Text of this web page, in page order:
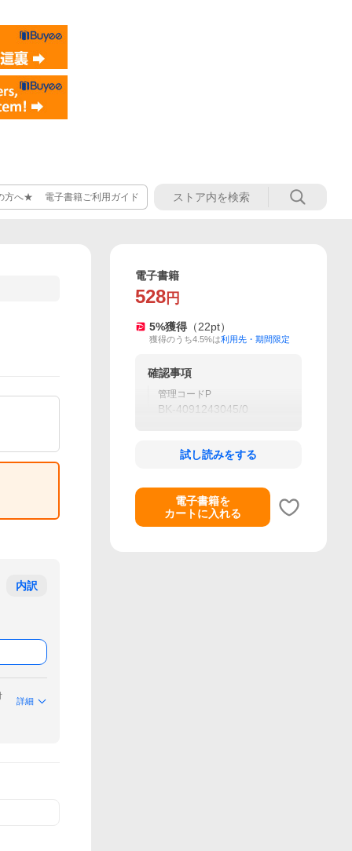
方へ★ 電子書籍ご利用ガイド
内訳
詳細
電子書籍
528 円
5%獲得 （22pt）
獲得のうち4.5%は利用先・期間限定
確認事項
管理コードP
BK-4091243045/0
試し読みをする
電子書籍を
カートに入れる